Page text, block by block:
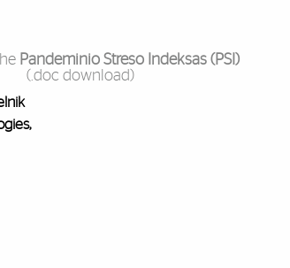
Pandeminio Streso Indeksas (PSI)
(.doc download)